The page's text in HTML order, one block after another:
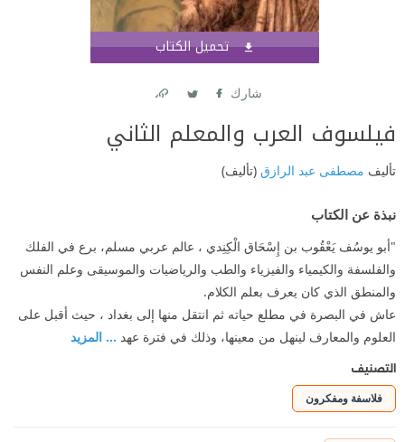
تحميل الكتاب
شارك
فيلسوف العرب والمعلم الثاني
تأليف مصطفى عبد الرازق (تأليف)
نبذة عن الكتاب
"أبو يوسُف يَعْقُوب بن إِسْحَاق الْكِنِدي ، عالم عربي مسلم، برع في الفلك
والفلسفة والكيمياء والفيزياء والطب والرياضيات والموسيقى وعلم النفس
والمنطق الذي كان يعرف بعلم الكلام.
عاش في البصرة في مطلع حياته ثم انتقل منها إلى بغداد ، حيث أقبل على
العلوم والمعارف لينهل من معينها، وذلك في فترة عهد ... المزيد
التصنيف
فلاسفة ومفكرون